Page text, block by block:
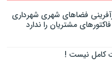
فضاهای شهری شهرداری
مشتریان را ندارد
کامل نیست !